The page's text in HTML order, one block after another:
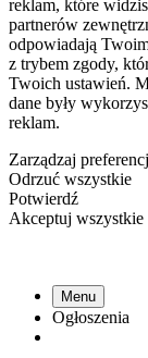
reklam, które
partnerów
odpowiadają
z trybem zgody,
Twoich ustawień.
dane były
reklam.
Zarządzaj
Odrzuć wszystkie
Potwierdź
Akceptuj wszystkie
Menu
Ogłoszenia